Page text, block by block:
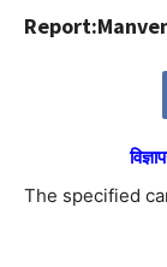
The specified